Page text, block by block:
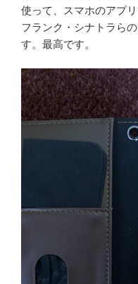
使って、スマホのアプ
フランク・シナトラら
す。最高です。